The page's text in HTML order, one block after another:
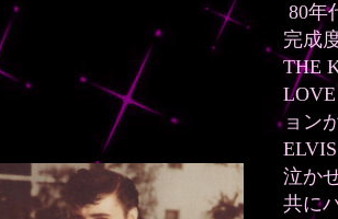
80年
完成
THE
ョン
泣か
共に